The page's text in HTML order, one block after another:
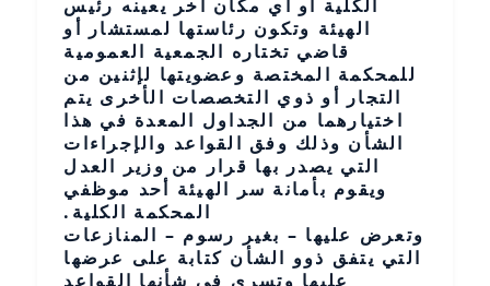
الكلية أو أي مكان آخر يعينه رئيس
الهيئة وتكون رئاستها لمستشار أو
قاضي تختاره الجمعية العمومية
للمحكمة المختصة وعضويتها لإثنين من
التجار أو ذوي التخصصات الأخرى يتم
اختيارهما من الجداول المعدة في هذا
الشأن وذلك وفق القواعد والإجراءات
التي يصدر بها قرار من وزير العدل
ويقوم بأمانة سر الهيئة أحد موظفي
المحكمة الكلية.
وتعرض عليها – بغير رسوم – المنازعات
التي يتفق ذوو الشأن كتابة على عرضها
عليها وتسري في شأنها القواعد